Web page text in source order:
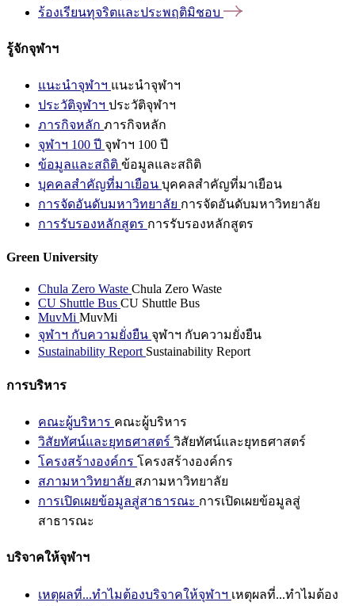
ร้องเรียนทุจริตและประพฤติมิชอบ
รู้จักจุฬาฯ
แนะนำจุฬาฯ แนะนำจุฬาฯ
ประวัติจุฬาฯ ประวัติจุฬาฯ
ภารกิจหลัก ภารกิจหลัก
จุฬาฯ 100 ปี จุฬาฯ 100 ปี
ข้อมูลและสถิติ ข้อมูลและสถิติ
บุคคลสำคัญที่มาเยือน บุคคลสำคัญที่มาเยือน
การจัดอันดับมหาวิทยาลัย การจัดอันดับมหาวิทยาลัย
การรับรองหลักสูตร การรับรองหลักสูตร
Green University
Chula Zero Waste Chula Zero Waste
CU Shuttle Bus CU Shuttle Bus
MuvMi MuvMi
จุฬาฯ กับความยั่งยืน จุฬาฯ กับความยั่งยืน
Sustainability Report Sustainability Report
การบริหาร
คณะผู้บริหาร คณะผู้บริหาร
วิสัยทัศน์และยุทธศาสตร์ วิสัยทัศน์และยุทธศาสตร์
โครงสร้างองค์กร โครงสร้างองค์กร
สภามหาวิทยาลัย สภามหาวิทยาลัย
การเปิดเผยข้อมูลสู่สาธารณะ การเปิดเผยข้อมูลสู่
สาธารณะ
บริจาคให้จุฬาฯ
เหตุผลที่...ทำไมต้องบริจาคให้จุฬาฯ เหตุผลที่...ทำไมต้อง